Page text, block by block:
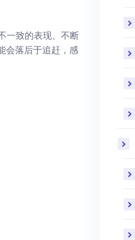
一致的表现、不断
会落后于追赶，感